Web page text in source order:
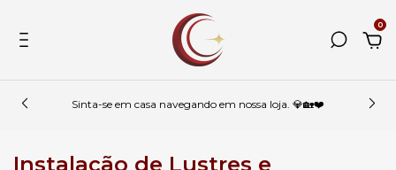
0
Sinta-se em casa navegando em nossa loja. 💎🏡❤️
Instalação de Lustres e